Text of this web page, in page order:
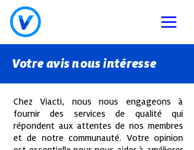
Votre avis nousintéresse
Chez Viacti, nous nous engageons à
fournir des services de qualité qui
répondent aux attentes de nos membres
et de notre communauté. Votre opinion